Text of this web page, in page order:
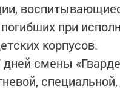
при
корпусов.
смены